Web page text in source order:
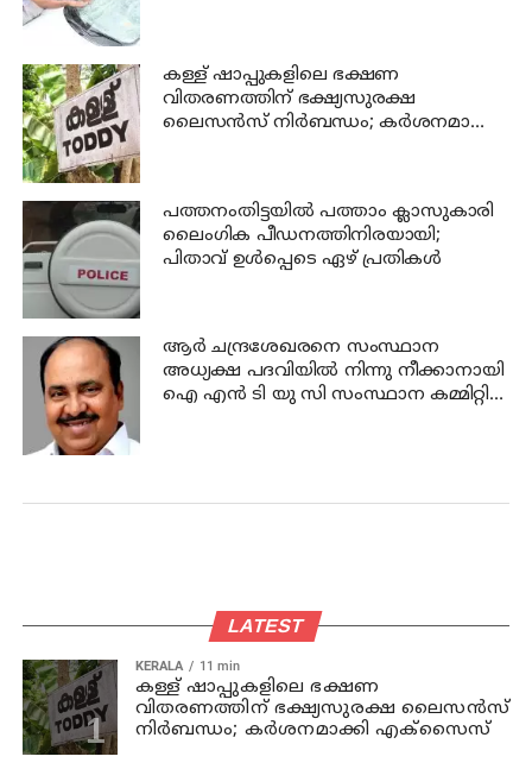
കള്ള് ഷാപ്പുകളിലെ ഭക്ഷണ
വിതരണത്തിന് ഭക്ഷ്യസുരക്ഷ
ലൈസന്‍സ് നിര്‍ബന്ധം; കര്‍ശനമാക്കി
പത്തനംതിട്ടയില്‍ പത്താം ക്ലാസുകാരി
ലൈംഗിക പീഡനത്തിനിരയായി;
പിതാവ് ഉള്‍പ്പെടെ ഏഴ് പ്രതികള്‍
ആര്‍ ചന്ദ്രശേഖരനെ സംസ്ഥാന
അധ്യക്ഷ പദവിയില്‍ നിന്നു നീക്കാനായി
ഐ എന്‍ ടി യു സി സംസ്ഥാന കമ്മിറ്റി
LATEST
KERALA 11 min
കള്ള് ഷാപ്പുകളിലെ ഭക്ഷണ
വിതരണത്തിന് ഭക്ഷ്യസുരക്ഷ ലൈസന്‍സ്
നിര്‍ബന്ധം; കര്‍ശനമാക്കി എക്സൈസ്